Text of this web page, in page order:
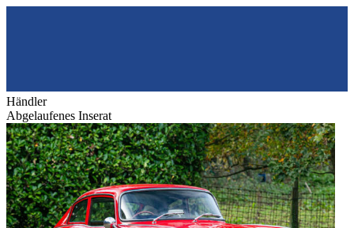
Händler
Abgelaufenes Inserat